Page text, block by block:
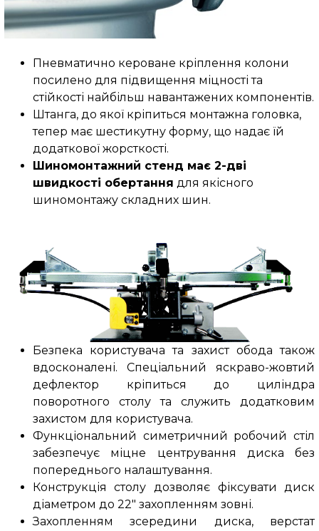
Пневматично кероване кріплення колони
посилено для підвищення міцності та
стійкості найбільш навантажених компонентів.
Штанга, до якої кріпиться монтажна головка,
тепер має шестикутну форму, що надає їй
додаткової жорсткості.
Шиномонтажний стенд має 2-дві
швидкості обертання для якісного
шиномонтажу складних шин.
Безпека користувача та захист обода також
вдосконалені. Спеціальний яскраво-жовтий
дефлектор кріпиться до циліндра
поворотного столу та служить додатковим
захистом для користувача.
Функціональний симетричний робочий стіл
забезпечує міцне центрування диска без
попереднього налаштування.
Конструкція столу дозволяє фіксувати диск
діаметром до 22" захопленням зовні.
Захопленням зсередини диска, верстат